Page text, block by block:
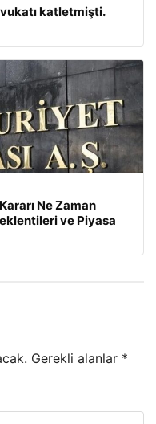
katletmişti.
Ne Zaman
ve Piyasa
Gerekli alanlar *